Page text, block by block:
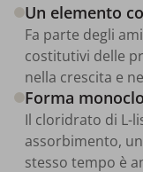
Un elemento
Fa parte degli
costitutivi delle
nella crescita e
Forma
Il cloridrato di L-
assorbimento,
stesso tempo è